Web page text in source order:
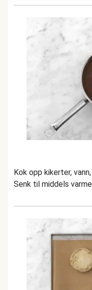
Kok opp kikerter,
Senk til middels